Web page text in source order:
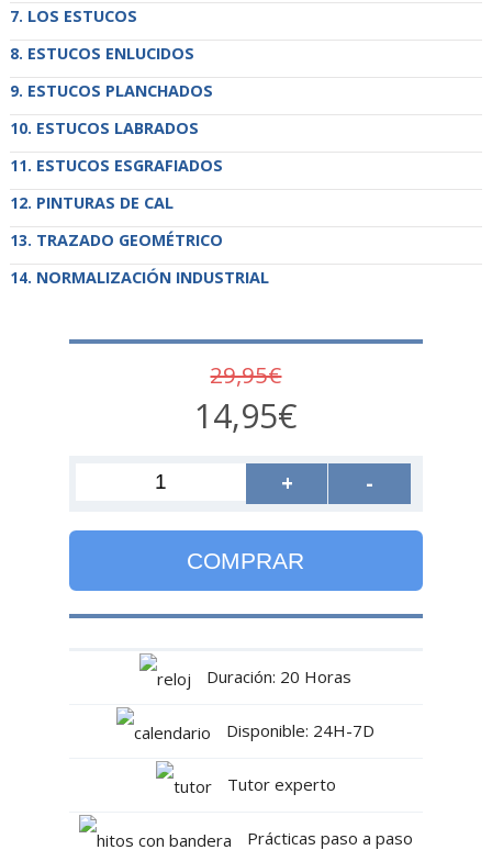
LOS ESTUCOS
ESTUCOS ENLUCIDOS
ESTUCOS PLANCHADOS
ESTUCOS LABRADOS
ESTUCOS ESGRAFIADOS
PINTURAS DE CAL
TRAZADO GEOMÉTRICO
NORMALIZACIÓN INDUSTRIAL
29,95€
14,95€
+ -
COMPRAR
Duración: 20 Horas
Disponible: 24H-7D
Tutor experto
Prácticas paso a paso